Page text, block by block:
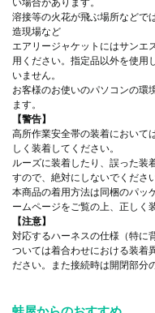
い場合があります。
溶接等の火花が飛ぶ場所などで
造現場など
エアリージャケットにはサンエ
用ください。指定品以外を使用
いません。
お客様のお使いのパソコンの環
ます。
【警告】
高所作業安全帯の装着において
しく装着してください。
ルーズに装着したり、誤った装
すので、絶対にしないでください
本商品の着用方法は同梱のパッ
ームページをご覧の上、正しく
【注意】
対応するハーネスの仕様（特に
ついては着合わせにおける装着
ださい。また接続時は開閉部分